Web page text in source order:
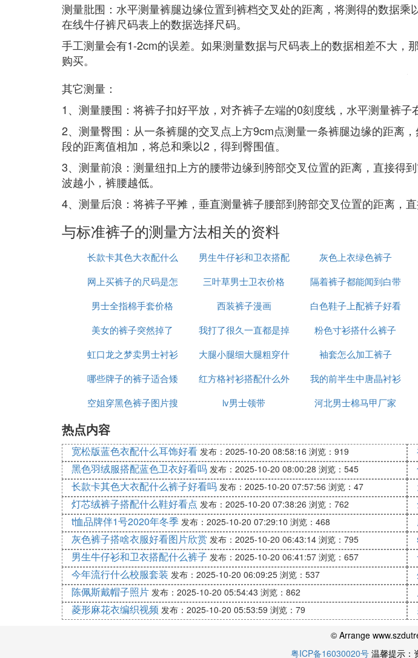
测量肶围：水平测量裤腿边缘位置到裤档交叉处的距离，将测得的数据
在线牛仔裤尺码表上的数据选择尺码。
手工测量会有1-2cm的误差。如果测量数据与尺码表上的数据相差不大
购买。
其它测量：
1、测量腰围：将裤子扣好平放，对齐裤子左端的0刻度线，水平测量裤子
2、测量臀围：从一条裤腿的交叉点上方9cm点测量一条裤腿边缘的距离
段的距离值相加，将总和乘以2，得到臀围值。
3、测量前浪：测量纽扣上方的腰带边缘到胯部交叉位置的距离，直接得
波越小，裤腰越低。
4、测量后浪：将裤子平摊，垂直测量裤子腰部到胯部交叉位置的距离，直
与标准裤子的测量方法相关的资料
长款卡其色大衣配什么
裤子好看吗
男生牛仔衫和卫衣搭配
什么裤子
灰色上衣绿色裤子
网上买裤子的尺码是怎
么算的
三叶草男士卫衣价格
隔着裤子都能闻到白带
味
男士全指棉手套价格
西装裤子漫画 白色鞋子上配裤子好看
美女的裤子突然掉了
我打了很久一直都是掉
裤子
粉色寸衫搭什么裤子
虹口龙之梦卖男士衬衫
的店
大腿小腿细大腿粗穿什
么裤子好看
袖套怎么加工裤子
哪些牌子的裤子适合矮
个子男生
红方格衬衫搭配什么外
套
我的前半生中唐晶衬衫
哪有卖的
空姐穿黑色裤子图片搜
lv男士领带 河北男士棉马甲厂家
热点内容
宽松版蓝色衣配什么耳饰好看 发布：2025-10-20 08:58:16 浏览：919
黑色羽绒服搭配蓝色卫衣好看吗 发布：2025-10-20 08:00:28 浏览：545
长款卡其色大衣配什么裤子好看吗 发布：2025-10-20 07:57:56 浏览：47
灯芯绒裤子搭配什么鞋好看点 发布：2025-10-20 07:38:26 浏览：762
t恤品牌伴1号2020年冬季 发布：2025-10-20 07:29:10 浏览：468
灰色裤子搭啥衣服好看图片欣赏 发布：2025-10-20 06:43:14 浏览：795
男生牛仔衫和卫衣搭配什么裤子 发布：2025-10-20 06:41:57 浏览：657
今年流行什么校服套装 发布：2025-10-20 06:09:25 浏览：537
陈佩斯戴帽子照片 发布：2025-10-20 05:54:43 浏览：862
菱形麻花衣编织视频 发布：2025-10-20 05:53:59 浏览：79
© Arrange
粤ICP备16030020号温馨提示：